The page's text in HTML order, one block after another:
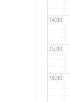
14:00
15:00
16:00